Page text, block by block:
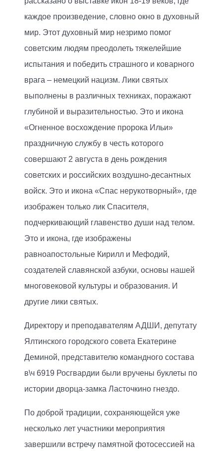
каждое произведение, словно окно в духовный
мир. Этот духовный мир незримо помог
советским людям преодолеть тяжелейшие
испытания и победить страшного и коварного
врага – немецкий нацизм. Лики святых
выполнены в различных техниках, поражают
глубиной и выразительностью. Это и икона
«Огненное восхождение пророка Ильи»
праздничную службу в честь которого
совершают 2 августа в день рождения
советских и российских воздушно-десантных
войск. Это и икона «Спас нерукотворный», где
изображен только лик Спасителя,
подчеркивающий главенство души над телом.
Это и икона, где изображены
равноапостольные Кирилл и Мефодий,
создателей славянской азбуки, основы нашей
многовековой культуры и образования. И
другие лики святых.
Директору и преподавателям АДШИ, депутату
Ялтинского городского совета Екатерине
Деминой, представителю командного состава
в\ч 6919 Росгвардии были вручены буклеты по
истории дворца-замка Ласточкино гнездо.
По доброй традиции, сохраняющейся уже
несколько лет участники мероприятия
завершили встречу памятной фотосессией на